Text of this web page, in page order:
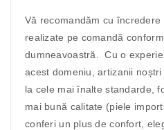
Vă recomandăm cu încredere
realizate pe comandă
dumneavoastră. Cu o
acest domeniu, artizanii
la cele mai înalte standarde,
mai bună calitate (piele
conferi un plus de confort,